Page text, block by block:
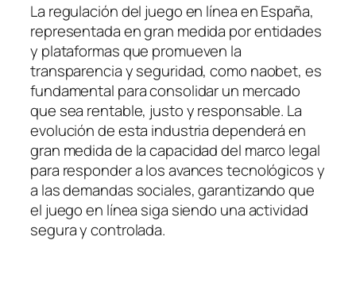
La regulación del juego en línea en España,
representada en gran medida por entidades
y plataformas que promueven la
transparencia y seguridad, como naobet, es
fundamental para consolidar un mercado
que sea rentable, justo y responsable. La
evolución de esta industria dependerá en
gran medida de la capacidad del marco legal
para responder a los avances tecnológicos y
a las demandas sociales, garantizando que
el juego en línea siga siendo una actividad
segura y controlada.